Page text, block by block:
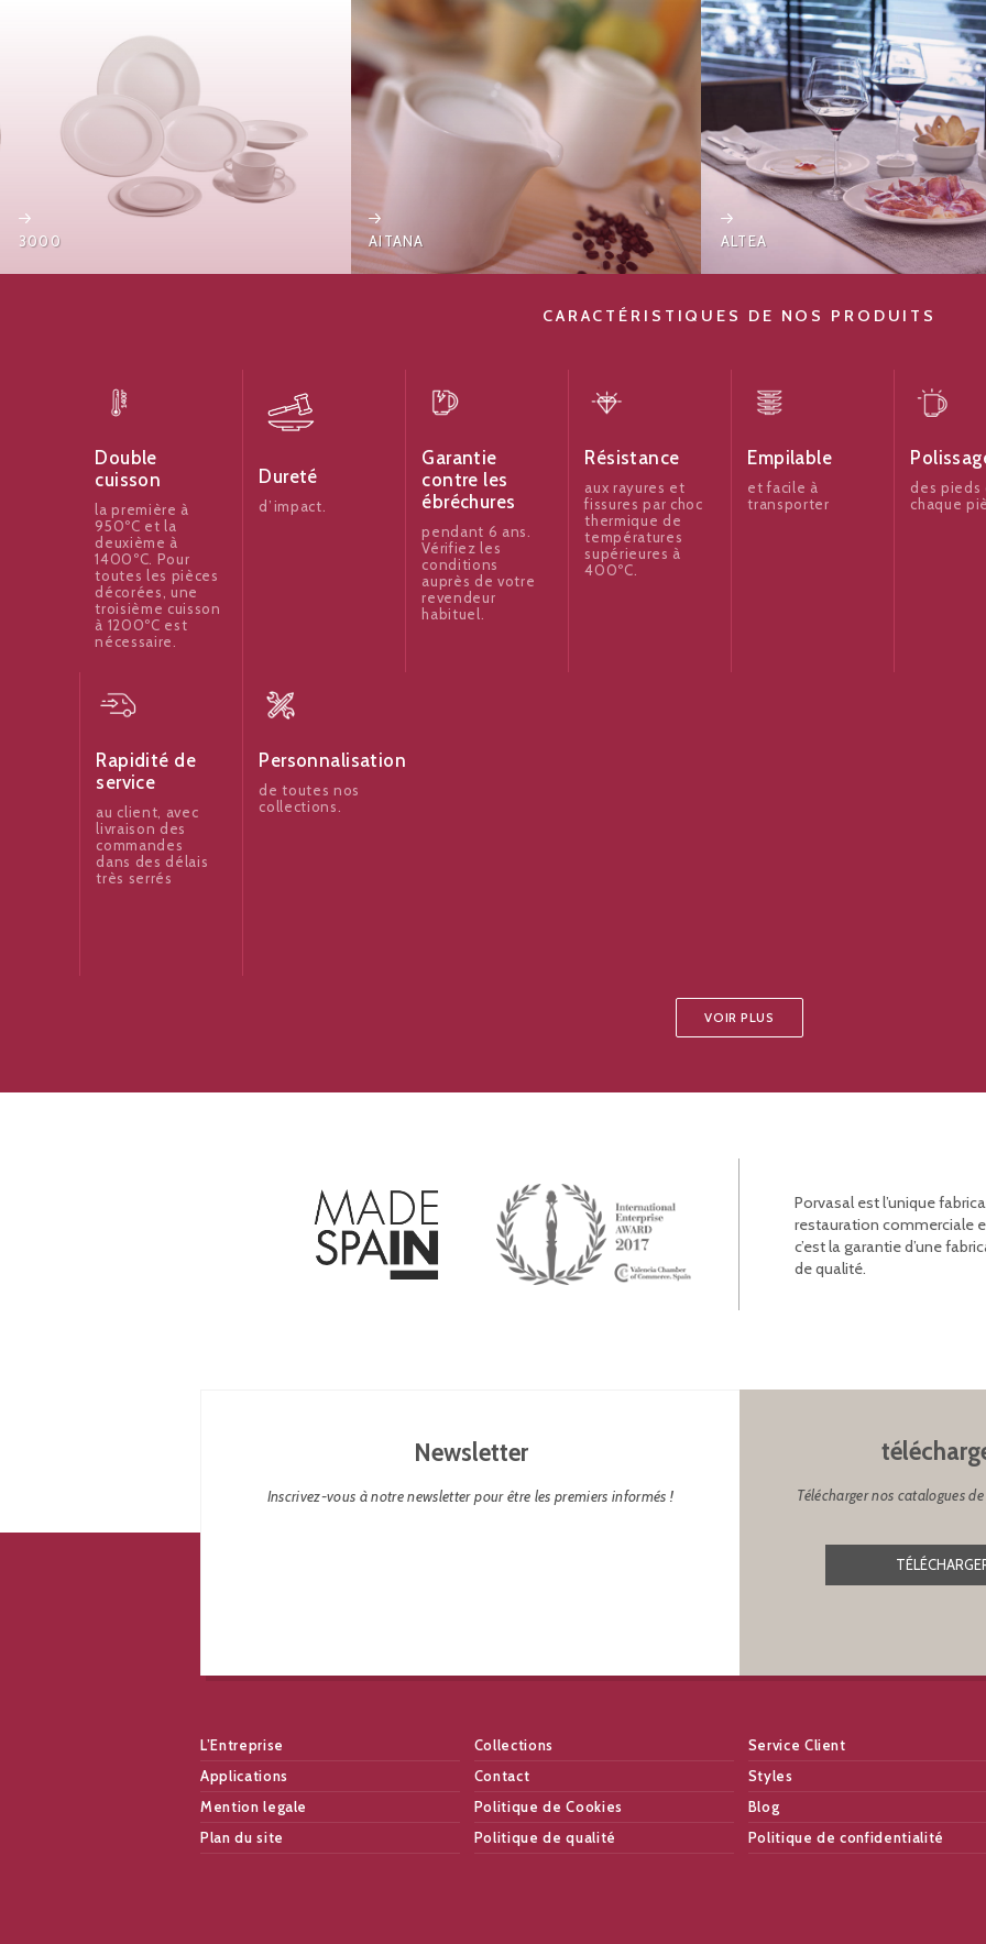
3000 AITANA ALTEA
CARACTÉRISTIQUES DE NOS PRODUITS
Double
cuisson
la première à
950ºC et la
deuxième à
1400ºC. Pour
toutes les pièces
décorées, une
troisième cuisson
à 1200ºC est
nécessaire.
Dureté
d’impact.
Garantie
contre les
ébréchures
pendant 6 ans.
Vérifiez les
conditions
auprès de votre
revendeur
habituel.
Résistance
aux rayures et
fissures par choc
thermique de
températures
supérieures à
400ºC.
Empilable
et facile à
transporter
des pieds
chaque
Rapidité de
service
au client, avec
livraison des
commandes
dans des délais
très serrés
Personnalisation
de toutes nos
collections.
VOIR PLUS
Porvasal est l’unique
restauration commerciale
c’est la garantie d’une
de qualité.
Newsletter
Inscrivez-vous à notre newsletter pour être les premiers informés ! Télécharger nos catalogues
L’Entreprise Collections
Service Client
Applications
Contact
Styles
Mention legale
Politique de Cookies
Blog
Plan du site
Politique de qualité Politique de confidentialité